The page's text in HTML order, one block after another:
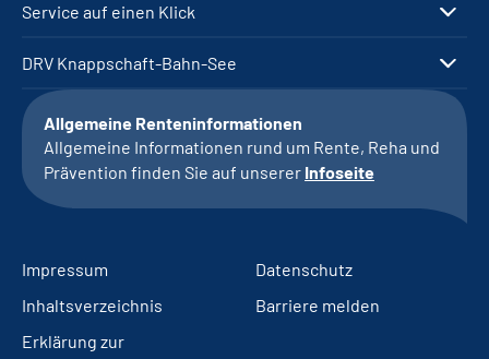
Service auf einen Klick
DRV Knappschaft-Bahn-See
Allgemeine Renteninformationen
Allgemeine Informationen rund um Rente, Reha und
Prävention finden Sie auf unserer Infoseite
Impressum
Datenschutz
Inhaltsverzeichnis
Barriere melden
Erklärung zur